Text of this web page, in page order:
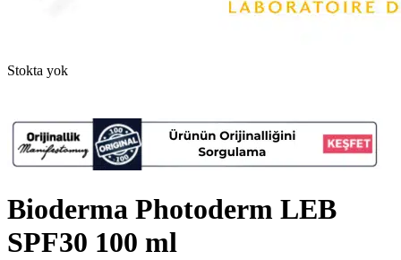
Stokta yok
Bioderma Photoderm LEB
SPF30 100 ml